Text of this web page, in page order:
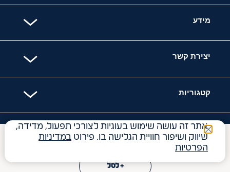
59
₪
+ לסל
מידע
יצירת קשר
קטגוריות
האתר מאובטח עם
אתר זה עושה שימוש בעוגיות לצורכי תפעול, מדידה,
שיווק ושיפור חוויית הגלישה בו. פירוט במדיניות
הפרטיות